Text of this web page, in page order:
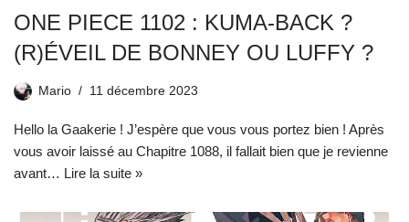
ONE PIECE 1102 : KUMA-BACK ?
(R)ÉVEIL DE BONNEY OU LUFFY ?
Mario 11 décembre 2023
Hello la Gaakerie ! J’espère que vous vous portez bien ! Après
vous avoir laissé au Chapitre 1088, il fallait bien que je revienne
avant… Lire la suite »